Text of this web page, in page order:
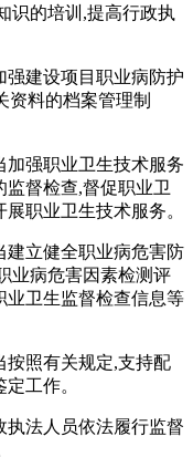
识的培训,提高行政执
强建设项目职业病防护
资料的档案管理制
加强职业卫生技术服务
督检查,督促职业卫
职业卫生技术服务。
建立健全职业病危害防
业病危害因素检测评
业卫生监督检查信息等
按照有关规定,支持配
工作。
执法人员依法履行监督